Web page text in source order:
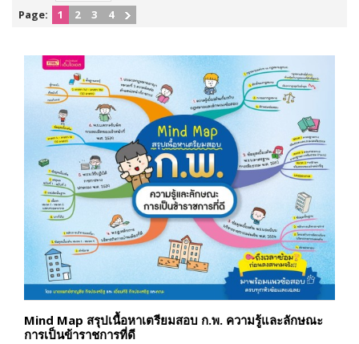
Page:
1 2 3 4
Mind Map สรุปเนื้อหาเตรียมสอบ ก.พ. ความรู้และลักษณะ
การเป็นข้าราชการที่ดี